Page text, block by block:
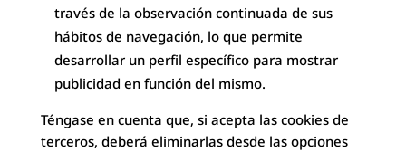
través de la observación continuada de sus
hábitos de navegación, lo que permite
desarrollar un perfil específico para mostrar
publicidad en función del mismo.
Téngase en cuenta que, si acepta las cookies de
terceros, deberá eliminarlas desde las opciones